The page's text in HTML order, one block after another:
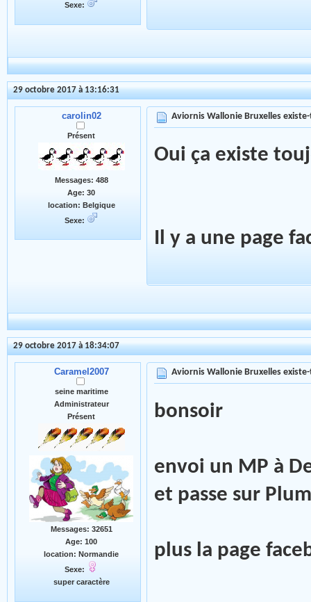
Sexe:
29 octobre 2017 à 13:16:31
carolin02
Présent
Messages: 488
Age: 30
location: Belgique
Sexe:
Aviornis Wallonie Bruxelles
Oui ça existe
Il y a une page
29 octobre 2017 à 18:34:07
Caramel2007
seine maritime
Administrateur
Présent
Messages: 32651
Age: 100
location: Normandie
Sexe:
super caractère
Aviornis Wallonie Bruxelles
bonsoir
envoi un MP à
et passe sur
plus la page